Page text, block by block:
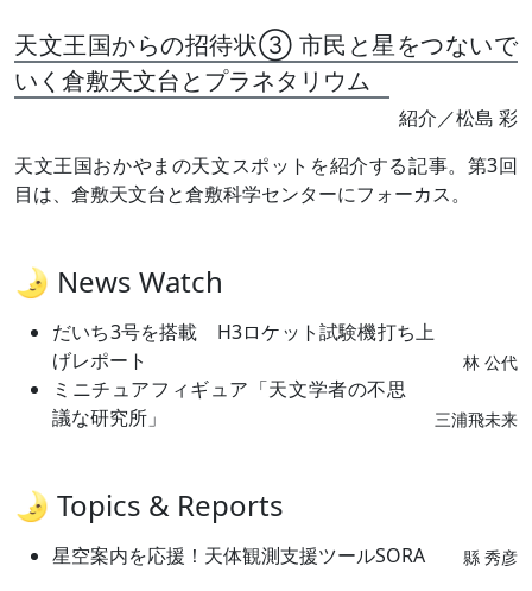
天文王国からの招待状③ 市民と星をつないで
いく倉敷天文台とプラネタリウム
紹介／松島 彩
天文王国おかやまの天文スポットを紹介する記事。第3回
目は、倉敷天文台と倉敷科学センターにフォーカス。
🌛 News Watch
だいち3号を搭載 H3ロケット試験機打ち上
げレポート
林 公代
ミニチュアフィギュア「天文学者の不思
議な研究所」
三浦飛未来
🌛 Topics & Reports
星空案内を応援！天体観測支援ツールSORA 縣 秀彦